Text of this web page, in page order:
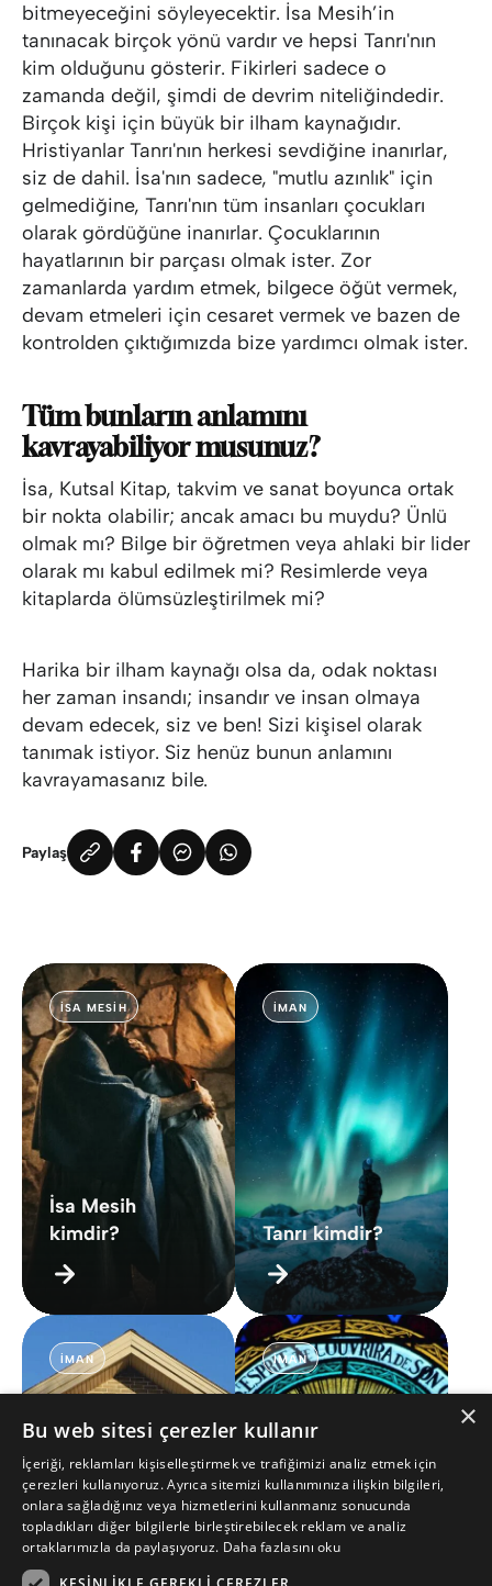
bitmeyeceğini söyleyecektir. İsa Mesih’in
tanınacak birçok yönü vardır ve hepsi Tanrı'nın
kim olduğunu gösterir. Fikirleri sadece o
zamanda değil, şimdi de devrim niteliğindedir.
Birçok kişi için büyük bir ilham kaynağıdır.
Hristiyanlar Tanrı'nın herkesi sevdiğine inanırlar,
siz de dahil. İsa'nın sadece, "mutlu azınlık" için
gelmediğine, Tanrı'nın tüm insanları çocukları
olarak gördüğüne inanırlar. Çocuklarının
hayatlarının bir parçası olmak ister. Zor
zamanlarda yardım etmek, bilgece öğüt vermek,
devam etmeleri için cesaret vermek ve bazen de
kontrolden çıktığımızda bize yardımcı olmak ister.
Tüm bunların anlamını
kavrayabiliyor musunuz?
İsa, Kutsal Kitap, takvim ve sanat boyunca ortak
bir nokta olabilir; ancak amacı bu muydu? Ünlü
olmak mı? Bilge bir öğretmen veya ahlaki bir lider
olarak mı kabul edilmek mi? Resimlerde veya
kitaplarda ölümsüzleştirilmek mi?
Harika bir ilham kaynağı olsa da, odak noktası
her zaman insandı; insandır ve insan olmaya
devam edecek, siz ve ben! Sizi kişisel olarak
tanımak istiyor. Siz henüz bunun anlamını
kavrayamasanız bile.
Paylaş
İSA MESIH
İsa Mesih
kimdir?
İMAN
Tanrı kimdir?
İMAN İMAN
Kutsal Ruh
×
Bu web sitesi çerezler kullanır
İçeriği, reklamları kişiselleştirmek ve trafiğimizi analiz etmek için
çerezleri kullanıyoruz. Ayrıca sitemizi kullanımınıza ilişkin bilgileri,
onlara sağladığınız veya hizmetlerini kullanmanız sonucunda
topladıkları diğer bilgilerle birleştirebilecek reklam ve analiz
ortaklarımızla da paylaşıyoruz. Daha fazlasını oku